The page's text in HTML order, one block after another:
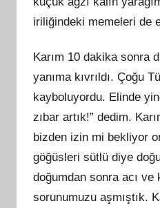
iriliğindeki memeleri de
Karım 10 dakika sonra
yanıma kıvrıldı. Çoğu
kayboluyordu. Elinde
zıbar artık!” dedim.
bizden izin mi bekliyor
göğüsleri sütlü diye
doğumdan sonra acı ve
sorunumuzu aşmıştık.